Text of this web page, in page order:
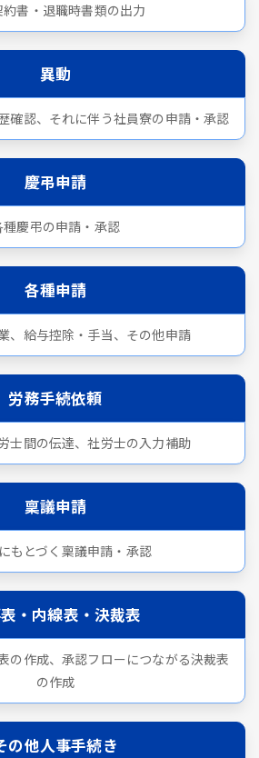
約書・退職時書類の出力
異動
確認、それに伴う社員寮の申請・承認
慶弔申請
種慶弔の申請・承認
各種申請
、給与控除・手当、その他申請
労務手続依頼
士間の伝達、社労士の入力補助
稟議申請
もとづく稟議申請・承認
・内線表・決裁表
の作成、承認フローにつながる決裁表
の作成
の他人事手続き